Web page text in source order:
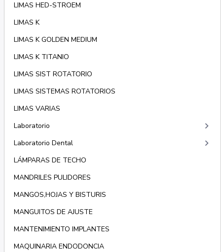
LIMAS HED-STROEM
LIMAS K
LIMAS K GOLDEN MEDIUM
LIMAS K TITANIO
LIMAS SIST ROTATORIO
LIMAS SISTEMAS ROTATORIOS
LIMAS VARIAS
Laboratorio
keyboard_arrow_right
Laboratorio Dental keyboard_arrow_right
LÁMPARAS DE TECHO
MANDRILES PULIDORES
MANGOS,HOJAS Y BISTURIS
MANGUITOS DE AJUSTE
MANTENIMIENTO IMPLANTES
MAQUINARIA ENDODONCIA